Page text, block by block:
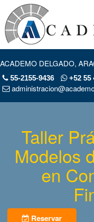
ACADEMO DELGADO,
55-2155-9436 +52 55
Taller
Modelos
en
Reservar